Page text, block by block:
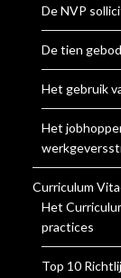
De NVP
De tien
Het gebruik
Het
Curriculum
Het
practices
Top 10